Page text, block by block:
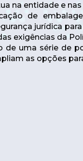
na entidade e
de
jurídica
exigências da
de uma série de
as opções